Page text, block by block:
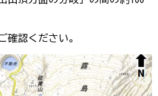
確認ください。